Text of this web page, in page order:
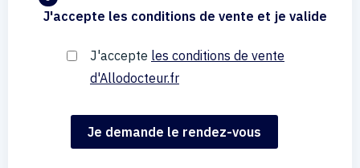
J'accepte les conditions de vente et je valide
J'accepte les conditions de vente
d'Allodocteur.fr